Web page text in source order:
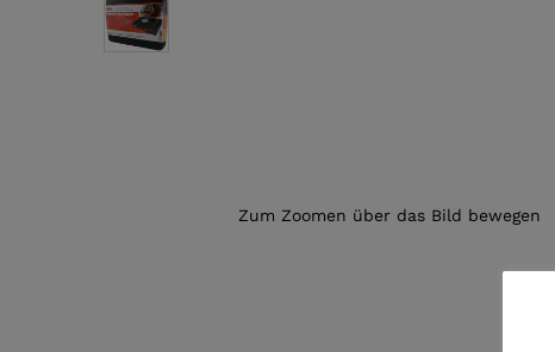
Zum Zoomen über das Bild bewegen